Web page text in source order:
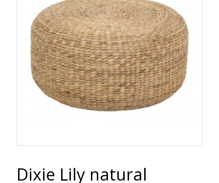
Dixie Lily natural